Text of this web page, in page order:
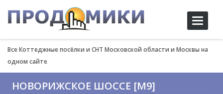
Toggle
Все Коттеджные посёлки и СНТ Московской области и Москвы на
одном сайте
НОВОРИЖСКОЕ ШОССЕ [М9]